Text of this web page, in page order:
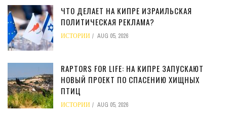
ЧТО ДЕЛАЕТ НА КИПРЕ ИЗРАИЛЬСКАЯ
ПОЛИТИЧЕСКАЯ РЕКЛАМА?
ИСТОРИИ AUG 05, 2026
RAPTORS FOR LIFE: НА КИПРЕ ЗАПУСКАЮТ
НОВЫЙ ПРОЕКТ ПО СПАСЕНИЮ ХИЩНЫХ
ПТИЦ
ИСТОРИИ AUG 05, 2026